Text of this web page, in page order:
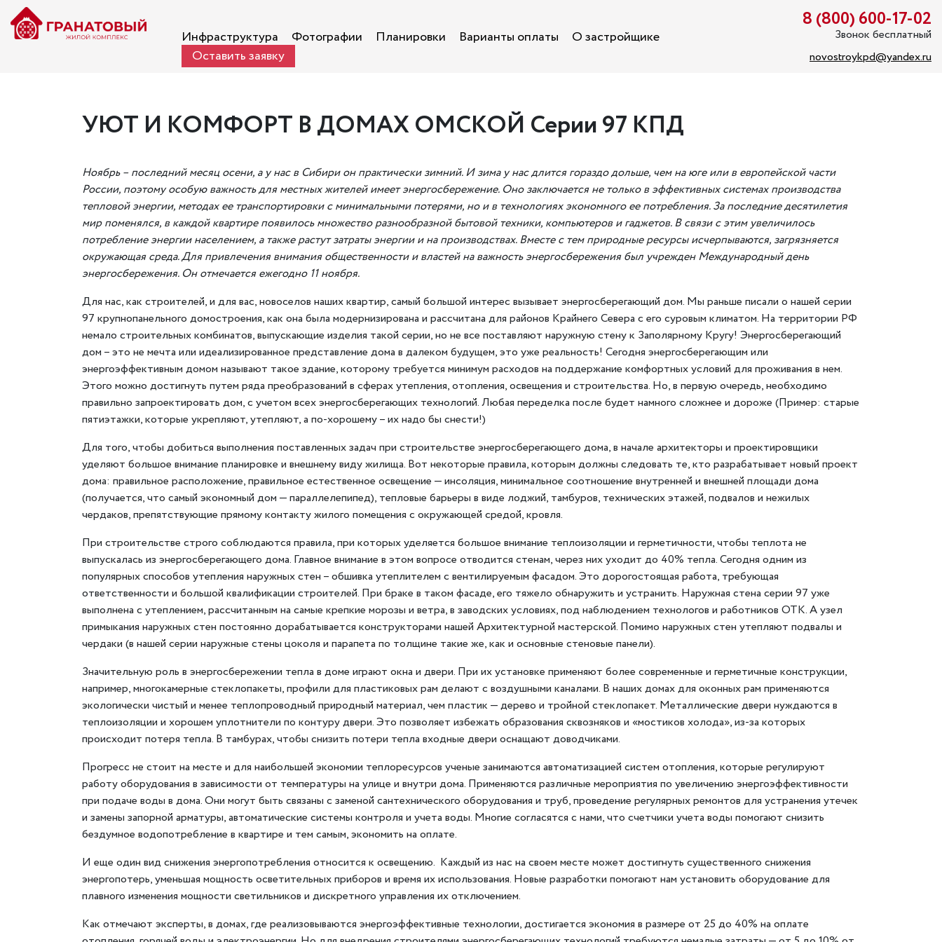
Инфраструктура Фотографии Планировки Варианты оплаты
О застройщике
Оставить заявку
8 (800) 600-17-02
Звонок бесплатный
novostroykpd@yandex.ru
УЮТ И КОМФОРТ В ДОМАХ ОМСКОЙ Серии 97 КПД
Ноябрь – последний месяц осени, а у нас в Сибири он практически зимний. И зима у нас длится гораздо дольше, чем на юге или в европейской части
России, поэтому особую важность для местных жителей имеет энергосбережение. Оно заключается не только в эффективных системах производства
тепловой энергии, методах ее транспортировки с минимальными потерями, но и в технологиях экономного ее потребления. За последние десятилетия
мир поменялся, в каждой квартире появилось множество разнообразной бытовой техники, компьютеров и гаджетов. В связи с этим увеличилось
потребление энергии населением, а также растут затраты энергии и на производствах. Вместе с тем природные ресурсы исчерпываются, загрязняется
окружающая среда. Для привлечения внимания общественности и властей на важность энергосбережения был учрежден Международный день
энергосбережения. Он отмечается ежегодно 11 ноября.
Для нас, как строителей, и для вас, новоселов наших квартир, самый большой интерес вызывает энергосберегающий дом. Мы раньше писали о нашей серии
97 крупнопанельного домостроения, как она была модернизирована и рассчитана для районов Крайнего Севера с его суровым климатом. На территории РФ
немало строительных комбинатов, выпускающие изделия такой серии, но не все поставляют наружную стену к Заполярному Кругу! Энергосберегающий
дом – это не мечта или идеализированное представление дома в далеком будущем, это уже реальность! Сегодня энергосберегающим или
энергоэффективным домом называют такое здание, которому требуется минимум расходов на поддержание комфортных условий для проживания в нем.
Этого можно достигнуть путем ряда преобразований в сферах утепления, отопления, освещения и строительства. Но, в первую очередь, необходимо
правильно запроектировать дом, с учетом всех энергосберегающих технологий. Любая переделка после будет намного сложнее и дороже (Пример: старые
пятиэтажки, которые укрепляют, утепляют, а по-хорошему – их надо бы снести!)
Для того, чтобы добиться выполнения поставленных задач при строительстве энергосберегающего дома, в начале архитекторы и проектировщики
уделяют большое внимание планировке и внешнему виду жилища. Вот некоторые правила, которым должны следовать те, кто разрабатывает новый проект
дома: правильное расположение, правильное естественное освещение — инсоляция, минимальное соотношение внутренней и внешней площади дома
(получается, что самый экономный дом — параллелепипед), тепловые барьеры в виде лоджий, тамбуров, технических этажей, подвалов и нежилых
чердаков, препятствующие прямому контакту жилого помещения с окружающей средой, кровля.
При строительстве строго соблюдаются правила, при которых уделяется большое внимание теплоизоляции и герметичности, чтобы теплота не
выпускалась из энергосберегающего дома. Главное внимание в этом вопросе отводится стенам, через них уходит до 40% тепла. Сегодня одним из
популярных способов утепления наружных стен – обшивка утеплителем с вентилируемым фасадом. Это дорогостоящая работа, требующая
ответственности и большой квалификации строителей. При браке в таком фасаде, его тяжело обнаружить и устранить. Наружная стена серии 97 уже
выполнена с утеплением, рассчитанным на самые крепкие морозы и ветра, в заводских условиях, под наблюдением технологов и работников ОТК. А узел
примыкания наружных стен постоянно дорабатывается конструкторами нашей Архитектурной мастерской. Помимо наружных стен утепляют подвалы и
чердаки (в нашей серии наружные стены цоколя и парапета по толщине такие же, как и основные стеновые панели).
Значительную роль в энергосбережении тепла в доме играют окна и двери. При их установке применяют более современные и герметичные конструкции,
например, многокамерные стеклопакеты, профили для пластиковых рам делают с воздушными каналами. В наших домах для оконных рам применяются
экологически чистый и менее теплопроводный природный материал, чем пластик — дерево и тройной стеклопакет. Металлические двери нуждаются в
теплоизоляции и хорошем уплотнители по контуру двери. Это позволяет избежать образования сквозняков и «мостиков холода», из-за которых
происходит потеря тепла. В тамбурах, чтобы снизить потери тепла входные двери оснащают доводчиками.
Прогресс не стоит на месте и для наибольшей экономии теплоресурсов ученые занимаются автоматизацией систем отопления, которые регулируют
работу оборудования в зависимости от температуры на улице и внутри дома. Применяются различные мероприятия по увеличению энергоэффективности
при подаче воды в дома. Они могут быть связаны с заменой сантехнического оборудования и труб, проведение регулярных ремонтов для устранения утечек
и замены запорной арматуры, автоматические системы контроля и учета воды. Многие согласятся с нами, что счетчики учета воды помогают снизить
бездумное водопотребление в квартире и тем самым, экономить на оплате.
И еще один вид снижения энергопотребления относится к освещению. Каждый из нас на своем месте может достигнуть существенного снижения
энергопотерь, уменьшая мощность осветительных приборов и время их использования. Новые разработки помогают нам установить оборудование для
плавного изменения мощности светильников и дискретного управления их отключением.
Как отмечают эксперты, в домах, где реализовываются энергоэффективные технологии, достигается экономия в размере от 25 до 40% на оплате